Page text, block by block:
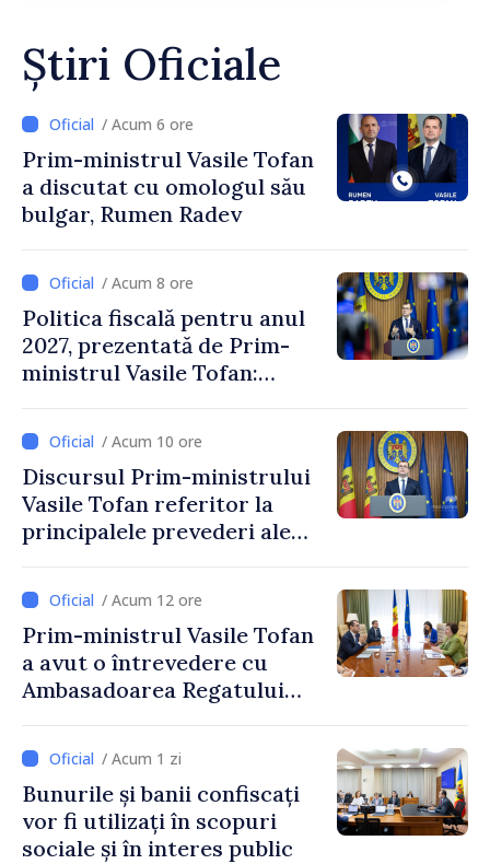
Știri Oficiale
/ Acum 6 ore
Prim-ministrul Vasile Tofan
a discutat cu omologul său
bulgar, Rumen Radev
/ Acum 8 ore
Politica fiscală pentru anul
2027, prezentată de Prim-
ministrul Vasile Tofan:
stimularea investițiilor și o
taxare mai echitabilă
/ Acum 10 ore
Discursul Prim-ministrului
Vasile Tofan referitor la
principalele prevederi ale
2027
/ Acum 12 ore
Prim-ministrul Vasile Tofan
a avut o întrevedere cu
Ambasadoarea Regatului
Irlandei de Nord, Fern
Horine / Acum 1 zi
Bunurile și banii confiscați
vor fi utilizați în scopuri
sociale și în interes public